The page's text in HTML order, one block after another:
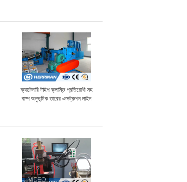
ক্যাটেনারি টাইপ ক্লান্তি প্রতিরোধী সহ
বাষ্প অনুভূমিক তারের এক্সট্রুশন লাইন